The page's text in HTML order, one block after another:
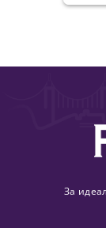
За